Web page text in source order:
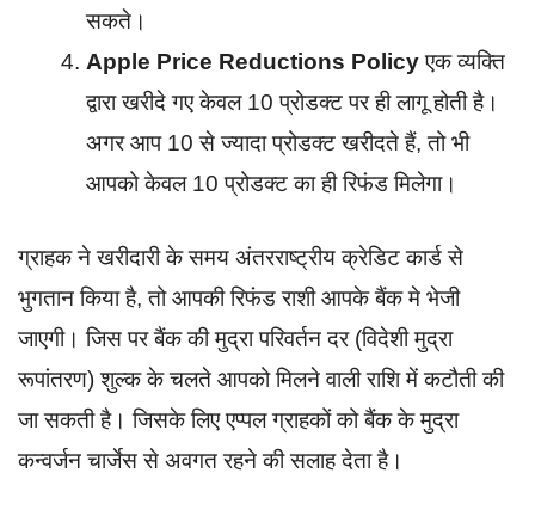
सकते।
Apple Price Reductions Policyएक व्यक्ति
द्वारा खरीदे गए केवल 10 प्रोडक्ट पर ही लागू होती है।
अगर आप 10 से ज्यादा प्रोडक्ट खरीदते हैं, तो भी
आपको केवल 10 प्रोडक्ट का ही रिफंड मिलेगा।
ग्राहक ने खरीदारी के समय अंतरराष्ट्रीय क्रेडिट कार्ड से
भुगतान किया है, तो आपकी रिफंड राशी आपके बैंक मे भेजी
जाएगी। जिस पर बैंक की मुद्रा परिवर्तन दर (विदेशी मुद्रा
रूपांतरण) शुल्क के चलते आपको मिलने वाली राशि में कटौती की
जा सकती है। जिसके लिए एप्पल ग्राहकों को बैंक के मुद्रा
कन्वर्जन चार्जेस से अवगत रहने की सलाह देता है।